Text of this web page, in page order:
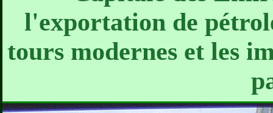
l'exportation de
tours modernes et les